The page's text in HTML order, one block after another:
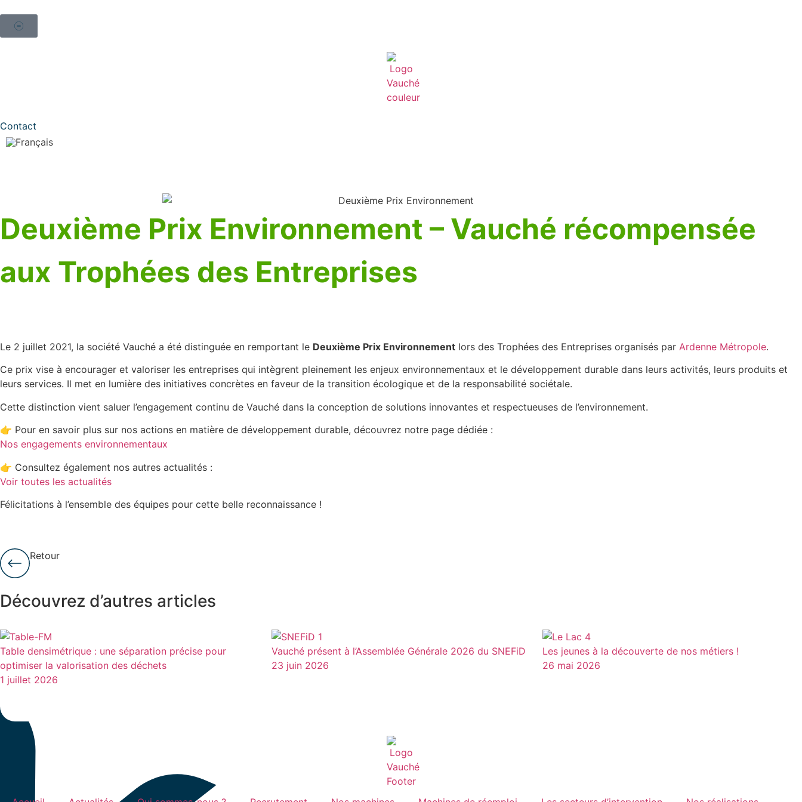
Contact
Deuxième Prix Environnement – Vauché récompensée
aux Trophées des Entreprises
Le 2 juillet 2021, la société Vauché a été distinguée en remportant le Deuxième Prix Environnement lors des Trophées des Entreprises organisés par Ardenne Métropole.
Ce prix vise à encourager et valoriser les entreprises qui intègrent pleinement les enjeux environnementaux et le développement durable dans leurs activités, leurs produits et
leurs services. Il met en lumière des initiatives concrètes en faveur de la transition écologique et de la responsabilité sociétale.
Cette distinction vient saluer l’engagement continu de Vauché dans la conception de solutions innovantes et respectueuses de l’environnement.
👉 Pour en savoir plus sur nos actions en matière de développement durable, découvrez notre page dédiée :
Nos engagements environnementaux
👉 Consultez également nos autres actualités :
Voir toutes les actualités
Félicitations à l’ensemble des équipes pour cette belle reconnaissance !
Retour
Découvrez d’autres articles
Table densimétrique : une séparation précise pour
optimiser la valorisation des déchets
1 juillet 2026
Vauché présent à l’Assemblée Générale 2026 du SNEFiD
23 juin 2026
Les jeunes à la découverte de nos métiers !
26 mai 2026